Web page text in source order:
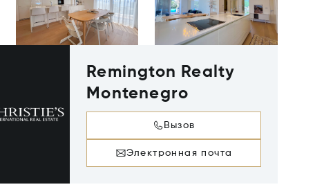
Remington Realty
Montenegro
Вызов
Электронная почта